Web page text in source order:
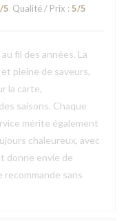
/5 Qualité / Prix : 5/5
fil des années. La
pleine de saveurs,
la carte,
saisons. Chaque
mérite également
chaleureux, avec
donne envie de
recommande sans